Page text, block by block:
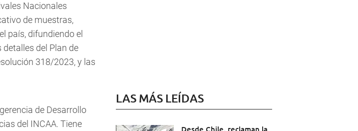
Nacionales
de muestras,
país, difundiendo el
del Plan de
318/2023, y las
de Desarrollo
del INCAA. Tiene
LAS MÁS LEÍDAS